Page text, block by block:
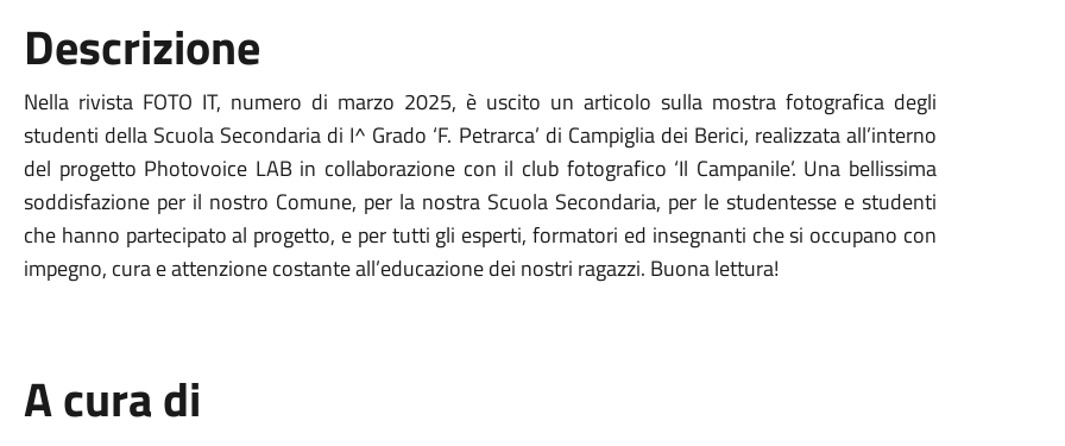
Descrizione
Nella rivista FOTO IT, numero di marzo 2025, è uscito un articolo sulla mostra fotografica degli
studenti della Scuola Secondaria di I^ Grado ‘F. Petrarca’ di Campiglia dei Berici, realizzata all’interno
del progetto Photovoice LAB in collaborazione con il club fotografico ‘Il Campanile’. Una bellissima
soddisfazione per il nostro Comune, per la nostra Scuola Secondaria, per le studentesse e studenti
che hanno partecipato al progetto, e per tutti gli esperti, formatori ed insegnanti che si occupano con
impegno, cura e attenzione costante all’educazione dei nostri ragazzi. Buona lettura!
A cura di